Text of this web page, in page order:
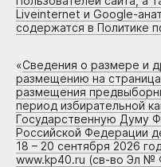
Liveinternet и Google-
содержатся в Политике
«Сведения о размере и
размещению на
размещения
период избирательной
Государственную Думу
Российской Федерации
18 – 20 сентября 2026
www.kp40.ru (св-во Эл №